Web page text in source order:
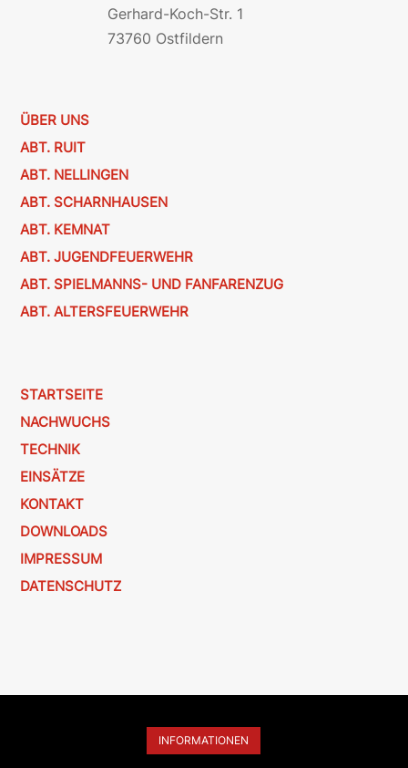
Gerhard-Koch-Str. 1
73760 Ostfildern
ÜBER UNS
ABT. RUIT
ABT. NELLINGEN
ABT. SCHARNHAUSEN
ABT. KEMNAT
ABT. JUGENDFEUERWEHR
ABT. SPIELMANNS- UND FANFARENZUG
ABT. ALTERSFEUERWEHR
STARTSEITE
NACHWUCHS
TECHNIK
EINSÄTZE
KONTAKT
DOWNLOADS
IMPRESSUM
DATENSCHUTZ
INFORMATIONEN